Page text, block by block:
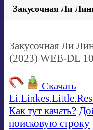
Закусочная Ли
Закусочная Ли
(2023) WEB-DL
Скачать
Как тут качать?
поисковую строку